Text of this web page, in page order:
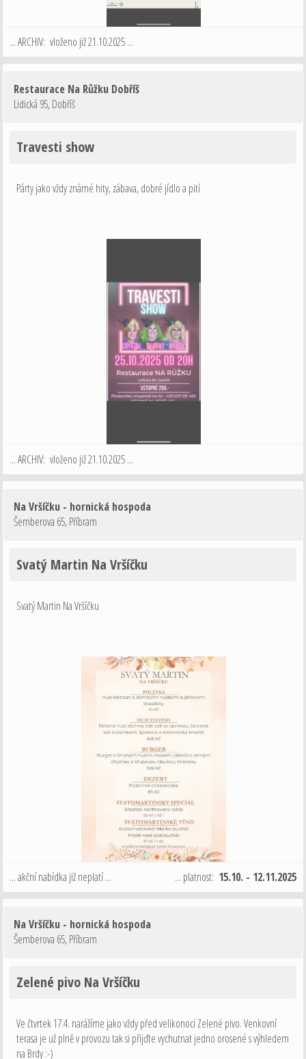
... ARCHIV: vloženo již 21.10.2025 ...
Restaurace Na Růžku Dobříš
Lidická 95,Dobříš
Travesti show
Párty jako vždy známé hity, zábava, dobré jídlo a pití
... ARCHIV: vloženo již 21.10.2025 ...
Na Vršíčku - hornická hospoda
Šemberova 65,Příbram
Svatý Martin Na Vršíčku
Svatý Martin Na Vršíčku
... akční nabídka již neplatí ... ... platnost: 15.10. - 12.11.2025
Na Vršíčku - hornická hospoda
Šemberova 65,Příbram
Zelené pivo Na Vršíčku
Ve čtvrtek 17.4. narážíme jako vždy před velikonoci Zelené pivo. Venkovní
terasa je už plně v provozu tak si přijďte vychutnat jedno orosené s výhledem
na Brdy :-)